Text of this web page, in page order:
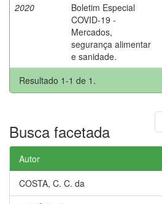
2020
Boletim Especial
COVID-19 -
Mercados,
segurança alimentar
e sanidade.
Resultado 1-1 de 1.
Busca facetada
Autor
COSTA, C. C. da